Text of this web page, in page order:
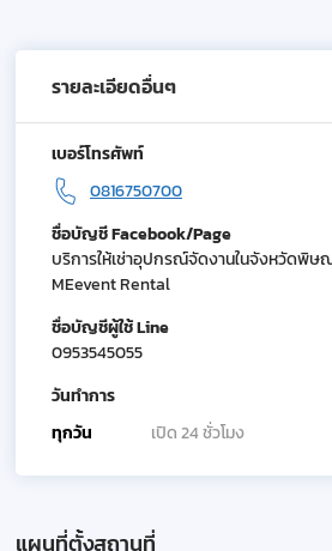
รายละเอียดอื่นๆ
เบอร์โทรศัพท์
0816750700
ชื่อบัญชี Facebook/Page
บริการให้เช่าอุปกรณ์จัดงานในจังหวัดพิษ
MEevent Rental
ชื่อบัญชีผู้ใช้ Line
0953545055
วันทำการ
ทุกวัน
เปิด 24 ชั่วโมง
แผนที่ตั้งสถานที่